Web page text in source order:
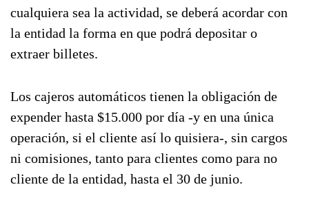
cualquiera sea la actividad, se deberá acordar con
la entidad la forma en que podrá depositar o
extraer billetes.
Los cajeros automáticos tienen la obligación de
expender hasta $15.000 por día -y en una única
operación, si el cliente así lo quisiera-, sin cargos
ni comisiones, tanto para clientes como para no
cliente de la entidad, hasta el 30 de junio.